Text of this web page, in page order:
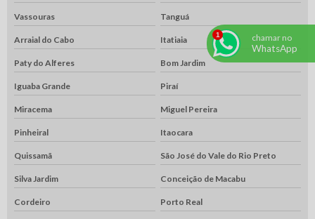
Vassouras Tanguá
Arraial do Cabo Itatiaia
Paty do Alferes Bom Jardim
Iguaba Grande Piraí
Miracema Miguel Pereira
Pinheiral Itaocara
Quissamã São José do Vale do Rio Preto
Silva Jardim Conceição de Macabu
Cordeiro Porto Real
chamar no
WhatsApp